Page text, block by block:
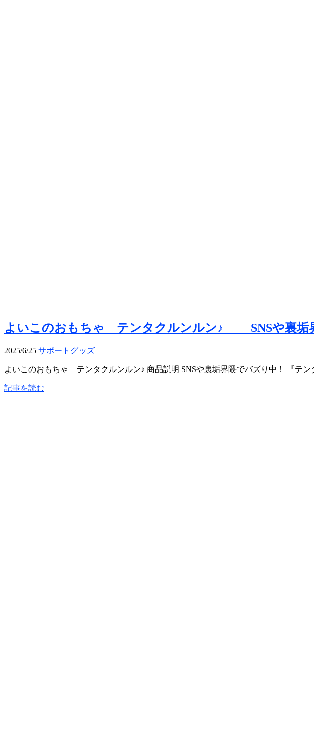
よいこのおもちゃ テンタクルンルン♪ SNSや裏垢
2025/6/25 サポートグッズ
よいこのおもちゃ テンタクルンルン♪ 商品説明 SNSや裏垢界隈でバズり中！ 『テン
記事を読む